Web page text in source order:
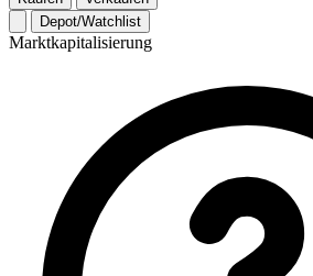
Depot/Watchlist
Marktkapitalisierung